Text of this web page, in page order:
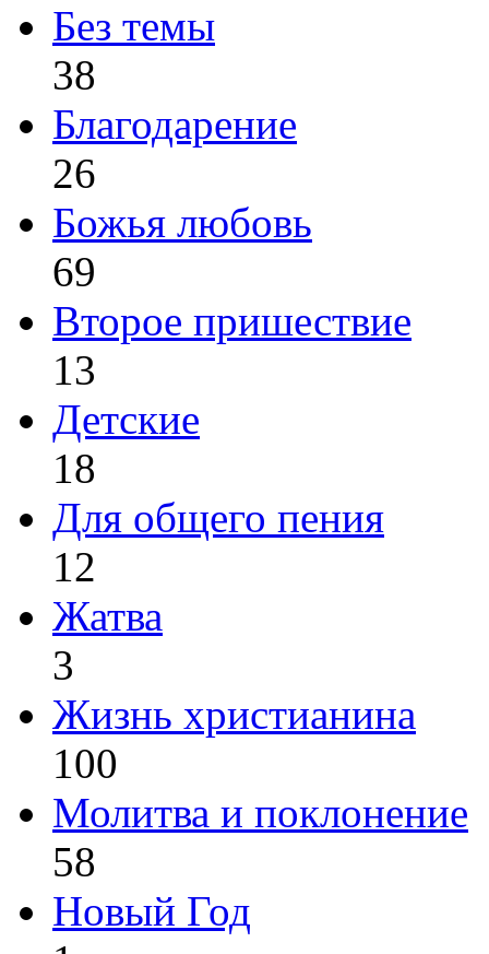
Без темы
38
Благодарение
26
Божья любовь
69
Второе пришествие
13
Детские
18
Для общего пения
12
Жатва
3
Жизнь христианина
100
Молитва и поклонение
58
Новый Год